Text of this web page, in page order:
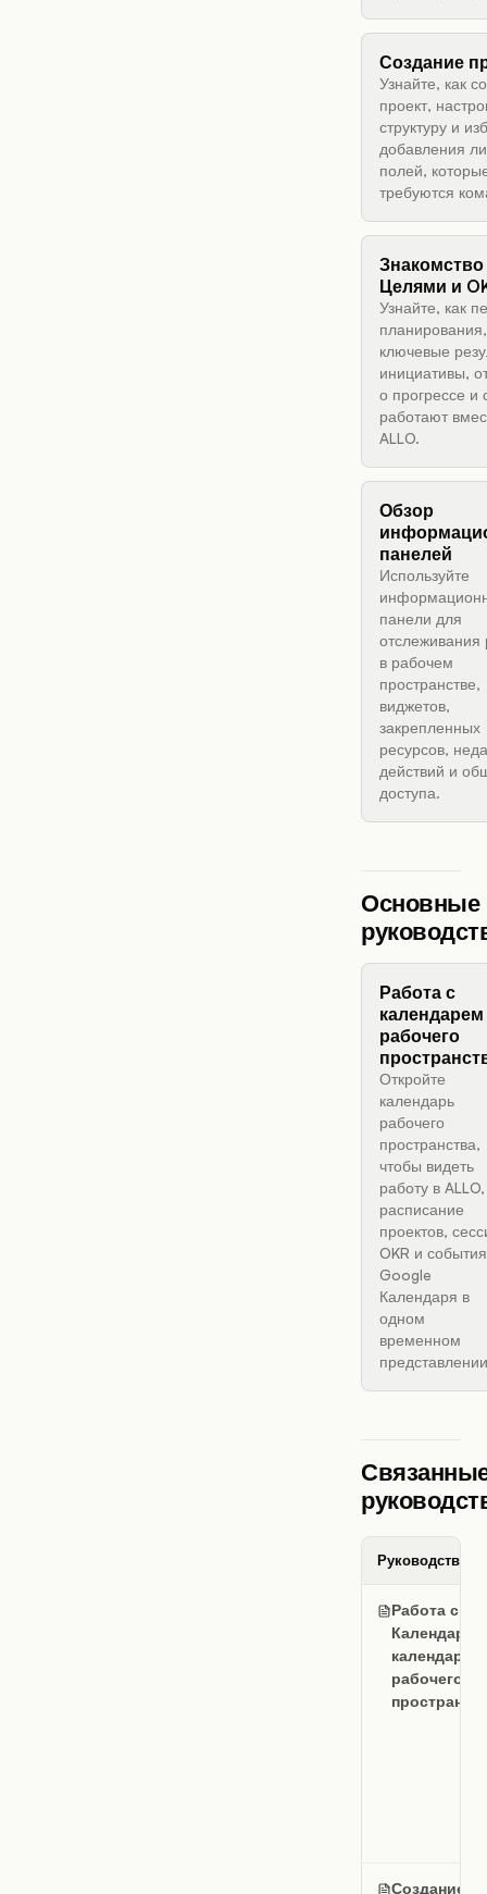
Создание
Узнайте, как
проект,
структуру и
добавления
полей,
требуются
Знакомство
Целями и
Узнайте, как
ключевые
инициативы,
о прогрессе и
работают
ALLO.
Обзор
панелей
Используйте
панели для
отслеживания
в рабочем
пространстве,
виджетов,
закрепленных
ресурсов,
действий и
доступа.
Основные
Работа с
календарем
рабочего
Откройте
календарь
рабочего
пространства,
чтобы видеть
работу в ALLO,
расписание
проектов,
OKR и события
Google
Календаря в
одном
временном
Руководство
Работа с
календаре
рабочего
Создание